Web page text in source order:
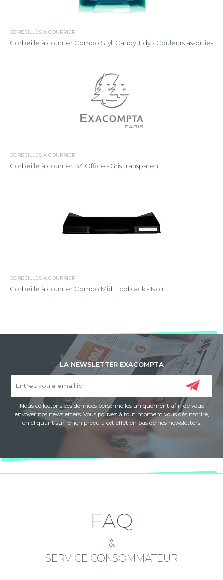
CORBEILLES À COURRIER
Corbeille à courrier Combo Styli Candy Tidy - Couleurs assorties
CORBEILLES À COURRIER
Corbeille à courrier B4 Office - Gris transparent
CORBEILLES À COURRIER
Corbeille à courrier Combo Midi Ecoblack - Noir
LA NEWSLETTER EXACOMPTA
Nous collectons ces données personnelles uniquement afin de vous
envoyer nos newsletters. Vous pouvez à tout moment vous désinscrire,
en cliquant sur le lien prévu à cet effet en bas de nos newsletters.
FAQ
&
SERVICE CONSOMMATEUR